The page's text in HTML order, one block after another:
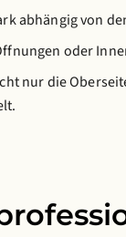
abhängig von
oder
nur die